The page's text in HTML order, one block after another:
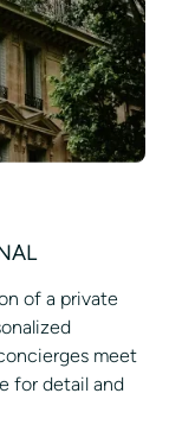
of a private
meet
for detail and